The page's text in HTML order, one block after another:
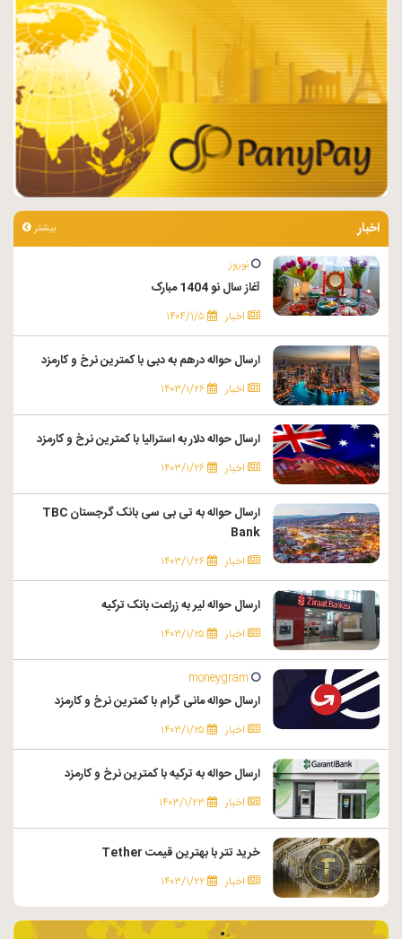
اخبار بیشتر
نوروز
آغاز سال نو 1404 مبارک
اخبار ۱۴۰۴/۱/۵
ارسال حواله درهم به دبی با کمترین نرخ و کارمزد
اخبار ۱۴۰۳/۱/۲۶
ارسال حواله دلار به استرالیا با کمترین نرخ و کارمزد
اخبار ۱۴۰۳/۱/۲۶
ارسال حواله به تی بی سی بانک گرجستان TBC
Bank
اخبار ۱۴۰۳/۱/۲۶
ارسال حواله لیر به زراعت بانک ترکیه
اخبار ۱۴۰۳/۱/۲۵
moneygram
ارسال حواله مانی گرام با کمترین نرخ و کارمزد
اخبار ۱۴۰۳/۱/۲۵
ارسال حواله به ترکیه با کمترین نرخ و کارمزد
اخبار ۱۴۰۳/۱/۲۳
خرید تتر با بهترین قیمت Tether
اخبار ۱۴۰۳/۱/۲۲